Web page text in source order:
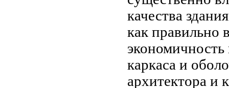
качества
как правильно
каркаса и
архитектора и